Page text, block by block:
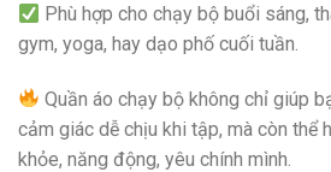
Phù hợp cho chạy bộ buổi sáng,
gym, yoga, hay dạo phố cuối tuần.
Quần áo chạy bộ không chỉ giúp
cảm giác dễ chịu khi tập, mà còn thể
khỏe, năng động, yêu chính mình.